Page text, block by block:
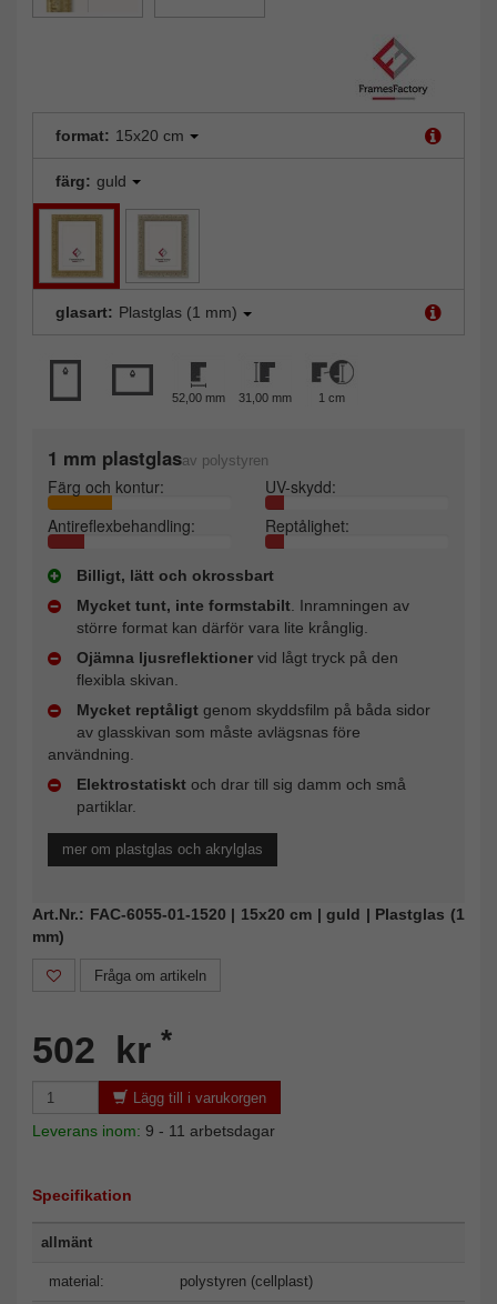
format: 15x20 cm
färg: guld
glasart: Plastglas (1 mm)
52,00 mm 31,00 mm 1 cm
1 mm plastglasav polystyren
Färg och kontur:
UV-skydd:
Antireflexbehandling:
Reptålighet:
Billigt, lätt och okrossbart
Mycket tunt, inte formstabilt. Inramningen av
större format kan därför vara lite krånglig.
Ojämna ljusreflektioner vid lågt tryck på den
flexibla skivan.
Mycket reptåligt genom skyddsfilm på båda sidor
av glasskivan som måste avlägsnas före
användning.
Elektrostatiskt och drar till sig damm och små
partiklar.
mer om plastglas och akrylglas
Art.Nr.: FAC-6055-01-1520 | 15x20 cm | guld | Plastglas (1
mm)
Fråga om artikeln
502 kr *
Lägg till i varukorgen
Leverans inom: 9 - 11 arbetsdagar
Specifikation
allmänt
material: polystyren (cellplast)